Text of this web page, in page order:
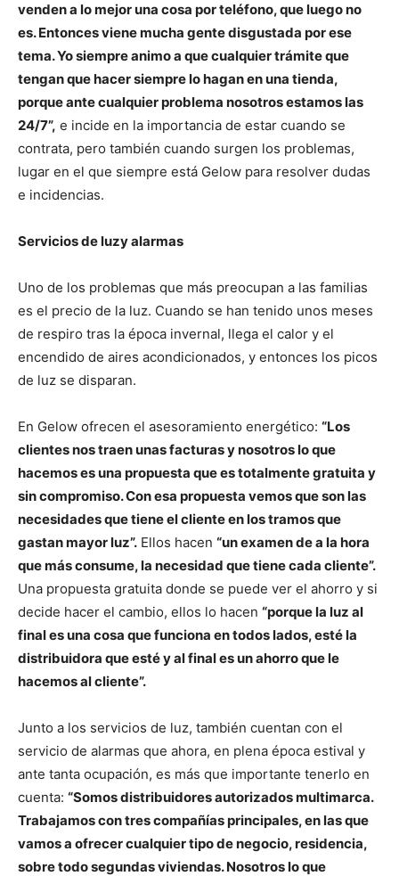
venden a lo mejor una cosa por teléfono, que luego no
es. Entonces viene mucha gente disgustada por ese
tema. Yo siempre animo a que cualquier trámite que
tengan que hacer siempre lo hagan en una tienda,
porque ante cualquier problema nosotros estamos las
24/7”, e incide en la importancia de estar cuando se
contrata, pero también cuando surgen los problemas,
lugar en el que siempre está Gelow para resolver dudas
e incidencias.
Servicios de luzy alarmas
Uno de los problemas que más preocupan a las familias
es el precio de la luz. Cuando se han tenido unos meses
de respiro tras la época invernal, llega el calor y el
encendido de aires acondicionados, y entonces los picos
de luz se disparan.
En Gelow ofrecen el asesoramiento energético: “Los
clientes nos traen unas facturas y nosotros lo que
hacemos es una propuesta que es totalmente gratuita y
sin compromiso. Con esa propuesta vemos que son las
necesidades que tiene el cliente en los tramos que
gastan mayor luz”. Ellos hacen “un examen de a la hora
que más consume, la necesidad que tiene cada cliente”.
Una propuesta gratuita donde se puede ver el ahorro y si
decide hacer el cambio, ellos lo hacen “porque la luz al
final es una cosa que funciona en todos lados, esté la
distribuidora que esté y al final es un ahorro que le
hacemos al cliente”.
Junto a los servicios de luz, también cuentan con el
servicio de alarmas que ahora, en plena época estival y
ante tanta ocupación, es más que importante tenerlo en
cuenta: “Somos distribuidores autorizados multimarca.
Trabajamos con tres compañías principales, en las que
vamos a ofrecer cualquier tipo de negocio, residencia,
sobre todo segundas viviendas. Nosotros lo que